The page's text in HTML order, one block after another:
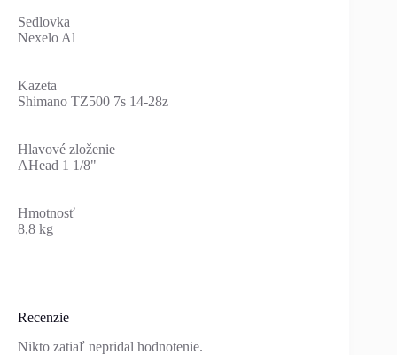
Sedlovka
Nexelo Al
Kazeta
Shimano TZ500 7s 14-28z
Hlavové zloženie
AHead 1 1/8"
Hmotnosť
8,8 kg
Recenzie
Nikto zatiaľ nepridal hodnotenie.